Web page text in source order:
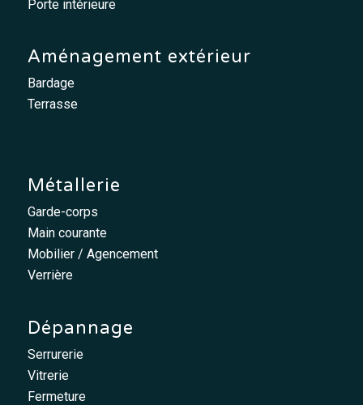
Porte intérieure
Aménagement extérieur
Bardage
Terrasse
Métallerie
Garde-corps
Main courante
Mobilier / Agencement
Verrière
Dépannage
Serrurerie
Vitrerie
Fermeture